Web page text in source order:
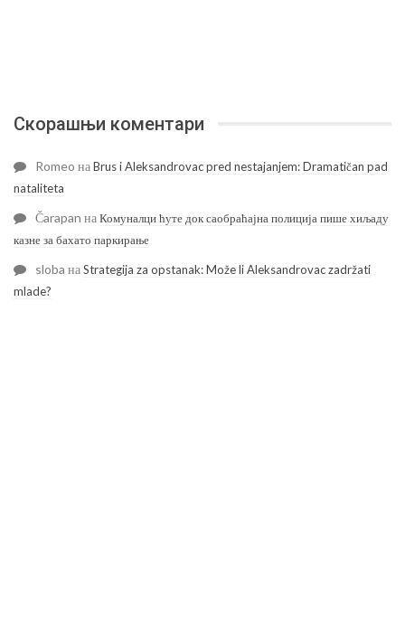
Скорашњи коментари
Romeo наBrus i Aleksandrovac pred nestajanjem: Dramatičan pad
nataliteta
Čarapan наКомуналци ћуте док саобраћајна полиција пише хиљаду
казне за бахато паркирање
sloba наStrategija za opstanak: Može li Aleksandrovac zadržati
mlade?